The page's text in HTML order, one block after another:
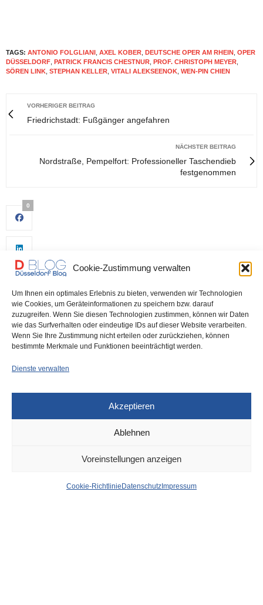
Cookie-Zustimmung verwalten
Um Ihnen ein optimales Erlebnis zu bieten, verwenden wir Technologien
wie Cookies, um Geräteinformationen zu speichern bzw. darauf
zuzugreifen. Wenn Sie diesen Technologien zustimmen, können wir Daten
wie das Surfverhalten oder eindeutige IDs auf dieser Website verarbeiten.
Wenn Sie Ihre Zustimmung nicht erteilen oder zurückziehen, können
bestimmte Merkmale und Funktionen beeinträchtigt werden.
Dienste verwalten
Akzeptieren
Ablehnen
Voreinstellungen anzeigen
Cookie-Richtlinie Datenschutz Impressum
TAGS: ANTONIO FOLGLIANI AXEL KOBER DEUTSCHE OPER AM RHEIN OPER
DÜSSELDORF PATRICK FRANCIS CHESTNUR PROF. CHRISTOPH MEYER
SÖREN LINK STEPHAN KELLER VITALI ALEKSEENOK WEN-PIN CHIEN
VORHERIGER BEITRAG
Friedrichstadt: Fußgänger angefahren
NÄCHSTER BEITRAG
Nordstraße, Pempelfort: Professioneller Taschendieb
festgenommen
0